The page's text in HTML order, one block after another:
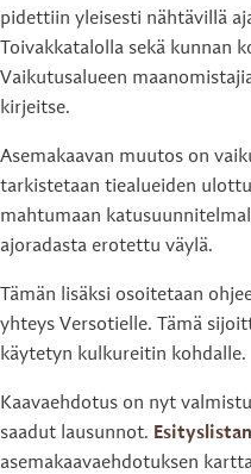
pidettiin yleisesti nähtävillä
Toivakkatalolla sekä kunnan
Vaikutusalueen
kirjeitse.
Asemakaavan muutos on
tarkistetaan tiealueiden
mahtumaan
ajoradasta erotettu väylä.
Tämän lisäksi osoitetaan
yhteys Versotielle. Tämä
käytetyn kulkureitin kohdalle.
Kaavaehdotus on nyt
saadut lausunnot.
asemakaavaehdotuksen